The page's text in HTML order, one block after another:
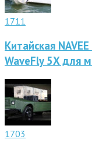
1711
Китайская
WaveFly 5X для
1703